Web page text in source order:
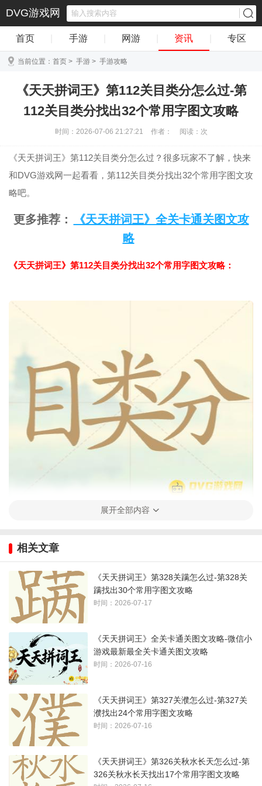
DVG游戏网
首页 手游 网游 资讯 专区
当前位置： 首页 > 手游 > 手游攻略
《天天拼词王》第112关目类分怎么过-第
112关目类分找出32个常用字图文攻略
时间：2026-07-06 21:27:21 作者： 阅读： 次
《天天拼词王》第112关目类分怎么过？很多玩家不了解，快来
和DVG游戏网一起看看，第112关目类分找出32个常用字图文攻
略吧。
更多推荐：
《天天拼词王》全关卡通关图文攻
略
《天天拼词王》第112关目类分找出32个常用字图文攻略：
1、注意数字一、二等
展开全部内容
相关文章
《天天拼词王》第328关蹒怎么过-第328关
蹒找出30个常用字图文攻略
时间：2026-07-17
《天天拼词王》全关卡通关图文攻略-微信小
游戏最新最全关卡通关图文攻略
时间：2026-07-16
《天天拼词王》第327关濮怎么过-第327关
濮找出24个常用字图文攻略
时间：2026-07-16
《天天拼词王》第326关秋水长天怎么过-第
326关秋水长天找出17个常用字图文攻略